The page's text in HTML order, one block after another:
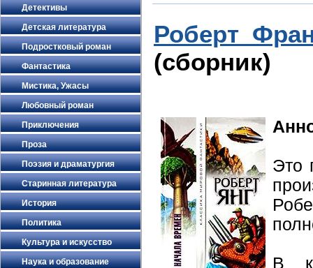
Детективы
Детская литература
Подростковый роман
Фантастика
Мистика, Ужасы
Любовный роман
Приключения
Проза
Поэзия и драматургия
Старинная литература
История
Политика
Культура и искусство
Наука и образование
Роберт
(сборник)
Это
В